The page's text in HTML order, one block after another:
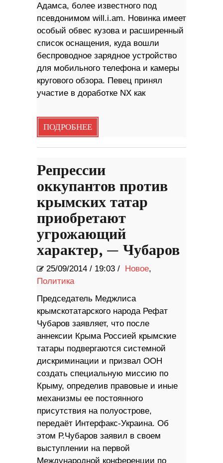
Адамса, более известного под
псевдонимом will.i.am. Новинка имеет
особый обвес кузова и расширенный
список оснащения, куда вошли
беспроводное зарядное устройство
для мобильного телефона и камеры
кругового обзора. Певец принял
участие в доработке NX как
ПОДРОБНЕЕ
Репрессии
оккупантов против
крымских татар
приобретают
угрожающий
характер, — Чубаров
25/09/2014 / 19:03 / Новое,
Политика
Председатель Меджлиса
крымскотатарского народа Рефат
Чубаров заявляет, что после
аннексии Крыма Россией крымские
татары подвергаются системной
дискриминации и призвал ООН
создать специальную миссию по
Крыму, определив правовые и иные
механизмы ее постоянного
присутствия на полуострове,
передаёт Интерфакс-Украина. Об
этом Р.Чубаров заявил в своем
выступлении на первой
Международной конференции по